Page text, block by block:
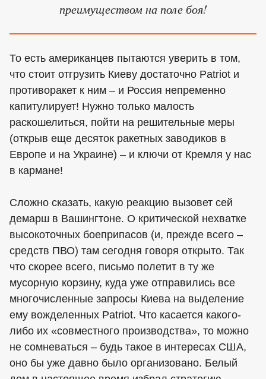
преимуществом на поле боя!
То есть американцев пытаются уверить в том,
что стоит отгрузить Киеву достаточно Patriot и
противоракет к ним – и Россия непременно
капитулирует! Нужно только малость
раскошелиться, пойти на решительные меры
(открыв еще десяток ракетных заводиков в
Европе и на Украине) – и ключи от Кремля у нас
в кармане!
Сложно сказать, какую реакцию вызовет сей
демарш в Вашингтоне. О критической нехватке
высокоточных боеприпасов (и, прежде всего –
средств ПВО) там сегодня говоря открыто. Так
что скорее всего, письмо полетит в ту же
мусорную корзину, куда уже отправились все
многочисленные запросы Киева на выделение
ему вожделенных Patriot. Что касается какого-
либо их «совместного производства», то можно
не сомневаться – будь такое в интересах США,
оно бы уже давно было организовано. Белый